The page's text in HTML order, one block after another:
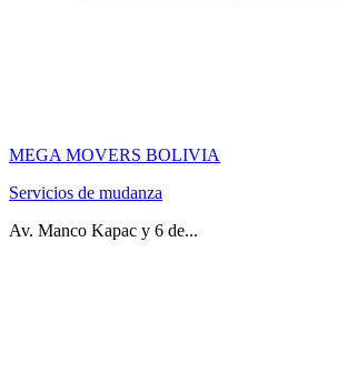
MEGA MOVERS BOLIVIA
Servicios de mudanza
Av. Manco Kapac y 6 de...